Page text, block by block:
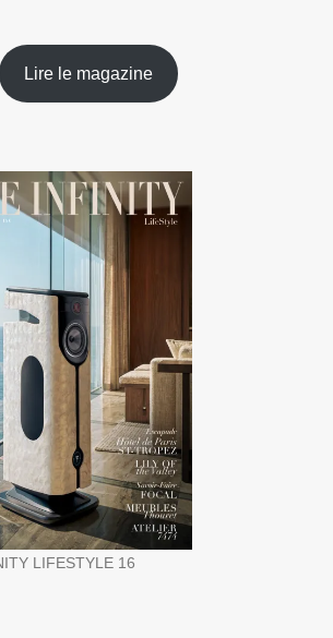
Lire le magazine
LIFESTYLE 16